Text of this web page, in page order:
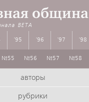
община
BETA
'95 '96 '97 '98
№55 №56 №57 №58
авторы
рубрики